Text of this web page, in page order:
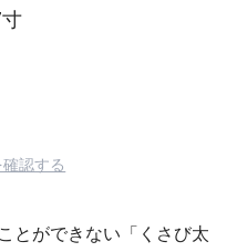
認する
とができない「くさび太